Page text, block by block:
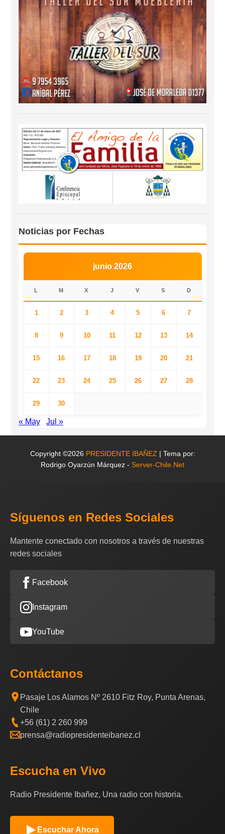
Noticias por Fechas
junio 2026
L M X J V S D
1 2 3 4 5 6 7
8 9 10 11 12 13 14
15 16 17 18 19 20 21
22 23 24 25 26 27 28
29 30
« May Jul »
Copyright ©2026 PRESIDENTE IBAÑEZ | Tema por:
Rodrigo Oyarzún Márquez - Server-Chile.Net
Síguenos en Redes Sociales
Mantente conectado con nosotros a través de nuestras
redes sociales
Facebook
Instagram
YouTube
Contáctanos
Pasaje Los Alamos Nº 2610 Fitz Roy, Punta Arenas,
Chile
+56 (61) 2 260 999
prensa@radiopresidenteibanez.cl
Escucha en Vivo
Radio Presidente Ibañez, Una radio con historia.
Escuchar Ahora